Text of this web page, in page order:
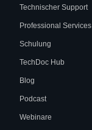
Technischer Support
Professional Services
Schulung
TechDoc Hub
Blog
Podcast
Webinare